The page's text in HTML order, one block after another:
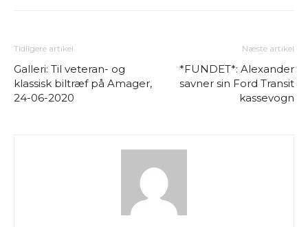
Tidligere artikel
Galleri: Til veteran- og
klassisk biltræf på Amager,
24-06-2020
Næste artikel
*FUNDET*: Alexander
savner sin Ford Transit
kassevogn